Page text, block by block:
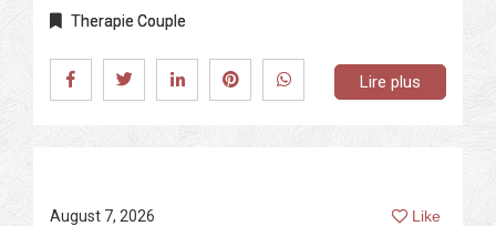
Therapie Couple
Lire plus
August 7, 2026 Like